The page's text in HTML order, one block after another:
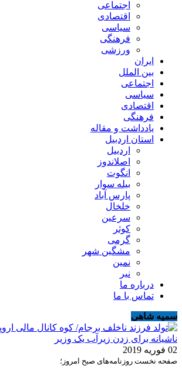
اجتماعی
اقتصادی
سیاسی
فرهنگی
ورزشی
ایران
بین الملل
اجتماعی
سیاسی
اقتصادی
فرهنگی
یادداشت و مقاله
استان اردبیل
اردبیل
اصلاندوز
انگوت
بیله سوار
پارس آباد
خلخال
سرعین
کوثر
گرمی
مشگین شهر
نمین
نیر
درباره ما
تماس با ما
سمیه شاهی
02 فوریه 2019
صفحه نخست روزنامه‌های صبح امروز؛